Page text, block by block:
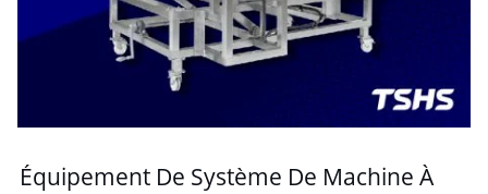
Équipement De Système De Machine À